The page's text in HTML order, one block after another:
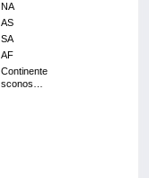
NA
AS
SA
AF
Continente
sconos…